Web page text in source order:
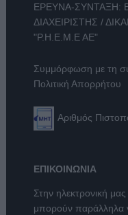
ΕΡΕΥΝΑ-ΣΥΝΤΑΞΗ:
ΔΙΑΧΕΙΡΙΣΤΗΣ /
"Ρ.Η.Ε.Μ.Ε ΑΕ"
Συμμόρφωση με τη
Πολιτική Απορρήτου
Αριθμός
ΕΠΙΚΟΙΝΩΝΙΑ
Στην ηλεκτρονική
μπορούν παράλληλα